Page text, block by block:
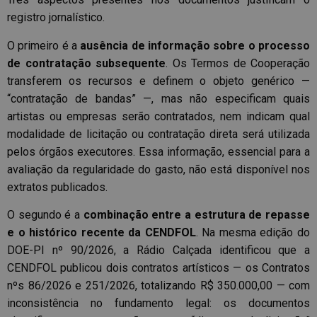
registro jornalístico.
O primeiro é a ausência de informação sobre o processo
de contratação subsequente . Os Termos de Cooperação
transferem os recursos e definem o objeto genérico —
“contratação de bandas” —, mas não especificam quais
artistas ou empresas serão contratados, nem indicam qual
modalidade de licitação ou contratação direta será utilizada
pelos órgãos executores. Essa informação, essencial para a
avaliação da regularidade do gasto, não está disponível nos
extratos publicados.
O segundo é a combinação entre a estrutura de repasse
e o histórico recente da CENDFOL. Na mesma edição do
DOE-PI nº 90/2026, a Rádio Calçada identificou que a
CENDFOL publicou dois contratos artísticos — os Contratos
nºs 86/2026 e 251/2026, totalizando R$ 350.000,00 — com
inconsistência no fundamento legal: os documentos